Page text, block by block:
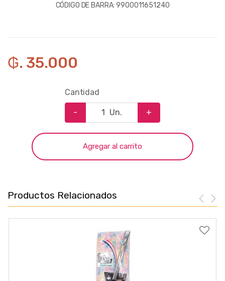
CÓDIGO DE BARRA:9900011651240
₲. 35.000
Cantidad
- Un. +
Agregar al carrito
Productos Relacionados